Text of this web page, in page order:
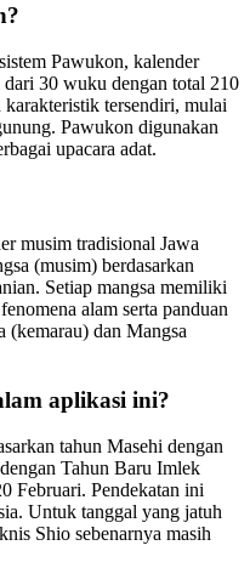
Pawukon, kalender
30 wuku dengan total 210
tersendiri, mulai
Pawukon digunakan
upacara adat.
musim tradisional Jawa
(musim) berdasarkan
Setiap mangsa memiliki
alam serta panduan
(kemarau) dan Mangsa
aplikasi ini?
tahun Masehi dengan
Tahun Baru Imlek
Februari. Pendekatan ini
Untuk tanggal yang jatuh
Shio sebenarnya masih